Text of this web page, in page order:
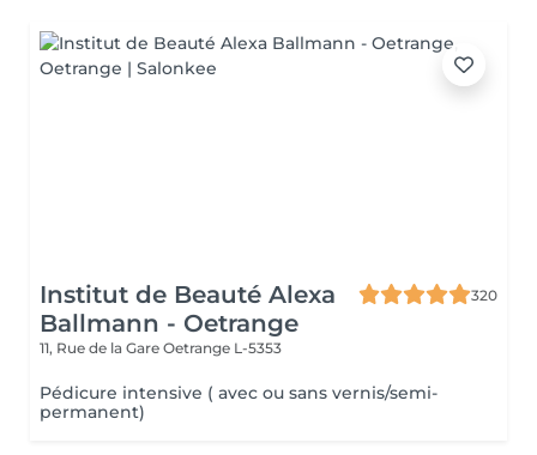
Institut de Beauté Alexa
Ballmann - Oetrange
320
11, Rue de la Gare Oetrange L-5353
Pédicure intensive ( avec ou sans vernis/semi-
permanent)